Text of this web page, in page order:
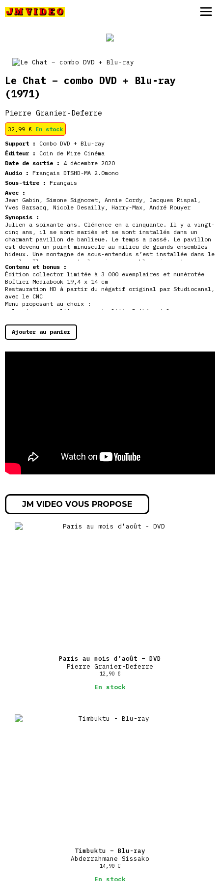
Le Chat – combo DVD + Blu-ray
(1971)
Pierre Granier-Deferre
32,99 € En stock
Support :
Combo DVD + Blu-ray
Éditeur :
Coin de Mire Cinéma
Date de sortie :
4 décembre 2020
Audio : Français DTSHD-MA 2.0mono
Sous-titre : Français
Avec :
Jean Gabin, Simone Signoret, Annie Cordy, Jacques Rispal,
Yves Barsacq, Nicole Desailly, Harry-Max, André Rouyer
Synopsis :
Julien a soixante ans. Clémence en a cinquante. Il y a vingt-
cinq ans, il se sont mariés et se sont installés dans un
charmant pavillon de banlieue. Le temps a passé. Le pavillon
est devenu un point minuscule au milieu de grands ensembles
hideux. Une montagne de sous-entendus s’est installée dans le
couple. Ils ne peuvent plus vivre ensemble mais sont
incapables de se quitter. Julien a reporté toute sa tendresse
sur un chat de gouttière, Clémence en est terriblement
jalouse…
Contenu et bonus :
Édition collector limitée à 3 000 exemplaires et numérotée
Boîtier Mediabook 19,4 x 14 cm
Restauration HD à partir du négatif original par Studiocanal,
avec le CNC
Menu proposant au choix :
– la séance complète avec actualités Pathé, réclames
– le film seul
Contient :
– le Blu-ray du film (88′ – séance complète 109′)
Ajouter au panier
JM VIDEO VOUS PROPOSE
Paris au mois d’août – DVD
Pierre Granier-Deferre
12,90 €
En stock
Timbuktu – Blu-ray
Abderrahmane Sissako
14,90 €
En stock